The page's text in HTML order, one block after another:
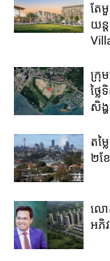
តែ
យន្
ក្រុ
ថ្ល
សិង្
តម្
២​ខ
លោ
អភិ